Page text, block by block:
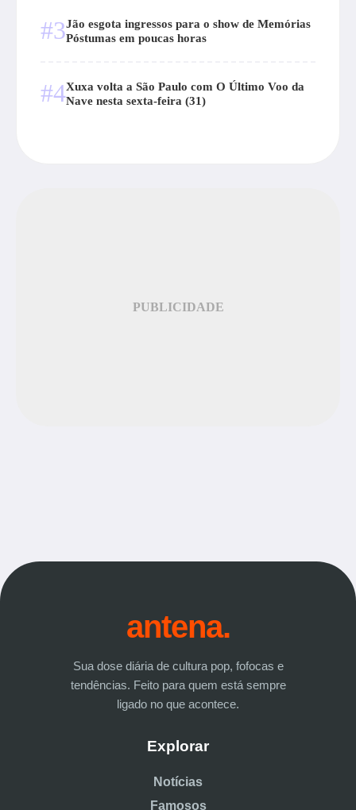
#3Jão esgota ingressos para o show de Memórias
Póstumas em poucas horas
#4Xuxa volta a São Paulo com O Último Voo da
Nave nesta sexta-feira (31)
PUBLICIDADE
antena.
Sua dose diária de cultura pop, fofocas e
tendências. Feito para quem está sempre
ligado no que acontece.
Explorar
Notícias
Famosos